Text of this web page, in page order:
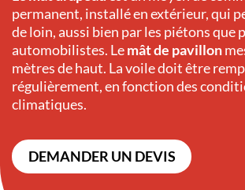
permanent, installé en extérieur, qui
de loin, aussi bien par les piétons que
automobilistes. Lemât de pavillon
mètres de haut. La voile doit être
régulièrement, en fonction des
climatiques.
DEMANDER UN DEVIS